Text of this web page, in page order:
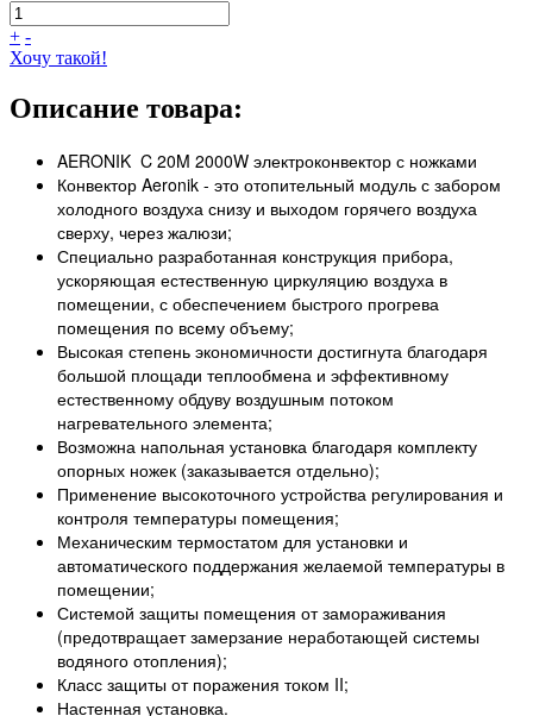
+ -
Хочу такой!
Описание товара:
AERONIK C 20M 2000W электроконвектор с ножками
Конвектор Aeronik - это отопительный модуль с забором
холодного воздуха снизу и выходом горячего воздуха
сверху, через жалюзи;
Специально разработанная конструкция прибора,
ускоряющая естественную циркуляцию воздуха в
помещении, с обеспечением быстрого прогрева
помещения по всему объему;
Высокая степень экономичности достигнута благодаря
большой площади теплообмена и эффективному
естественному обдуву воздушным потоком
нагревательного элемента;
Возможна напольная установка благодаря комплекту
опорных ножек (заказывается отдельно);
Применение высокоточного устройства регулирования и
контроля температуры помещения;
Механическим термостатом для установки и
автоматического поддержания желаемой температуры в
помещении;
Системой защиты помещения от замораживания
(предотвращает замерзание неработающей системы
водяного отопления);
Класс защиты от поражения током II;
Настенная установка.